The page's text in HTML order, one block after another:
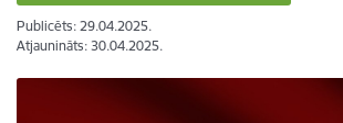
Publicēts: 29.04.2025.
Atjaunināts: 30.04.2025.